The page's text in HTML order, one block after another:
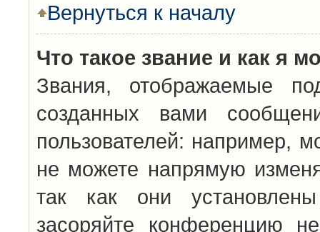
Вернуться к началу
Что такое звание и как я
Звания, отображаемые
созданных вами
пользователей: например,
не можете напрямую
так как они
засоряйте конференцию